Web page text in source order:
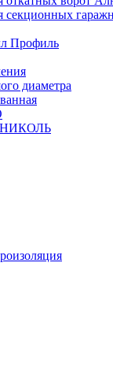
секционных
Профиль
диаметра